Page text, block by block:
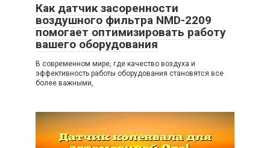
Как датчик засоренности
воздушного фильтра NMD-2209
помогает оптимизировать работу
вашего оборудования
В современном мире, где качество воздуха и
эффективность работы оборудования становятся все
более важными,